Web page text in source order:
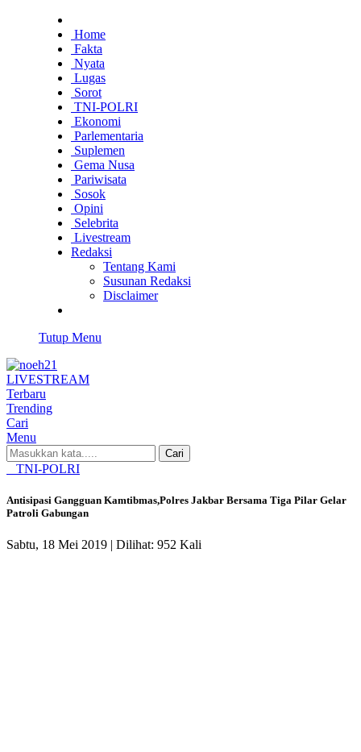
Home
Fakta
Nyata
Lugas
Sorot
TNI-POLRI
Ekonomi
Parlementaria
Suplemen
Gema Nusa
Pariwisata
Sosok
Opini
Selebrita
Livestream
Redaksi
Tentang Kami
Susunan Redaksi
Disclaimer
Tutup Menu
LIVESTREAM
Terbaru
Trending
Cari
Menu
Cari
TNI-POLRI
Antisipasi Gangguan Kamtibmas,Polres Jakbar Bersama Tiga Pilar Gelar
Patroli Gabungan
Sabtu, 18 Mei 2019 | Dilihat: 952 Kali